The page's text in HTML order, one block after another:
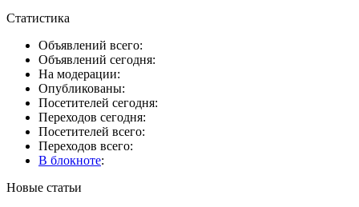
Статистика
Объявлений всего:
Объявлений сегодня:
На модерации:
Опубликованы:
Посетителей сегодня:
Переходов сегодня:
Посетителей всего:
Переходов всего:
В блокноте:
Новые статьи